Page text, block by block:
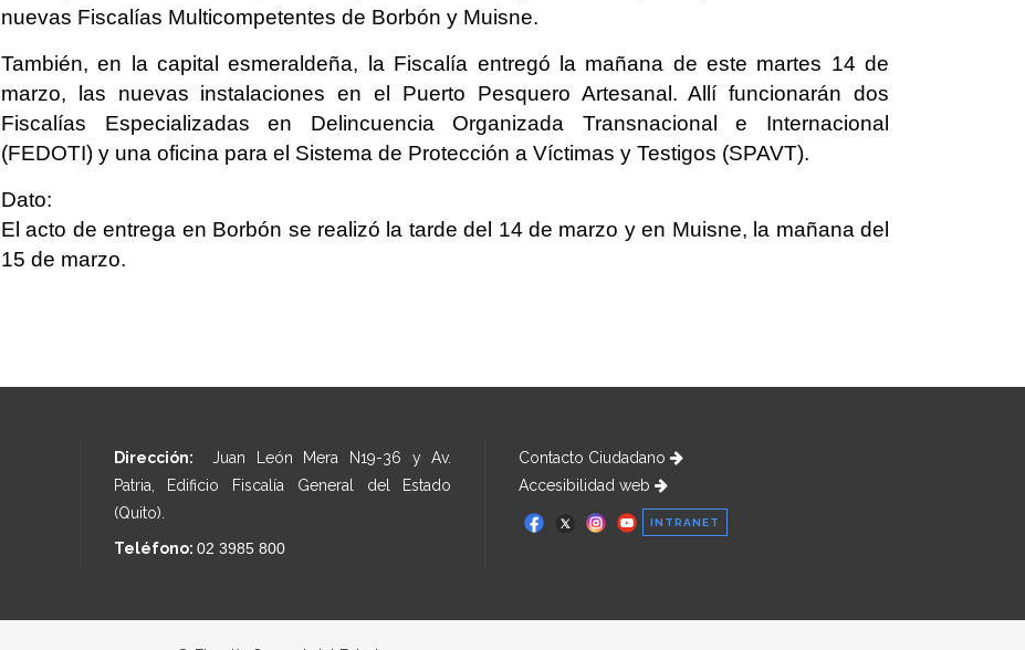
nuevas Fiscalías Multicompetentes de Borbón y Muisne.
También, en la capital esmeraldeña, la Fiscalía entregó la mañana de este martes 14 de
marzo, las nuevas instalaciones en el Puerto Pesquero Artesanal. Allí funcionarán dos
Fiscalías Especializadas en Delincuencia Organizada Transnacional e Internacional
(FEDOTI) y una oficina para el Sistema de Protección a Víctimas y Testigos (SPAVT).
Dato:
El acto de entrega en Borbón se realizó la tarde del 14 de marzo y en Muisne, la mañana del
15 de marzo.
Dirección: Juan León Mera N19-36 y Av.
Patria, Edificio Fiscalía General del Estado
(Quito).
Teléfono: 02 3985 800
Contacto Ciudadano
Accesibilidad web
INTRANET